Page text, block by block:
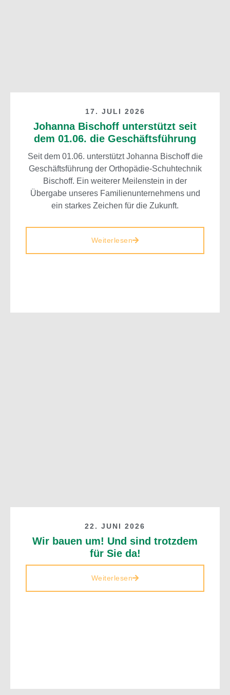
17. JULI 2026
Johanna Bischoff unterstützt seit
dem 01.06. die Geschäftsführung
Seit dem 01.06. unterstützt Johanna Bischoff die
Geschäftsführung der Orthopädie-Schuhtechnik
Bischoff. Ein weiterer Meilenstein in der
Übergabe unseres Familienunternehmens und
ein starkes Zeichen für die Zukunft.
Weiterlesen
22. JUNI 2026
Wir bauen um! Und sind trotzdem
für Sie da!
Weiterlesen